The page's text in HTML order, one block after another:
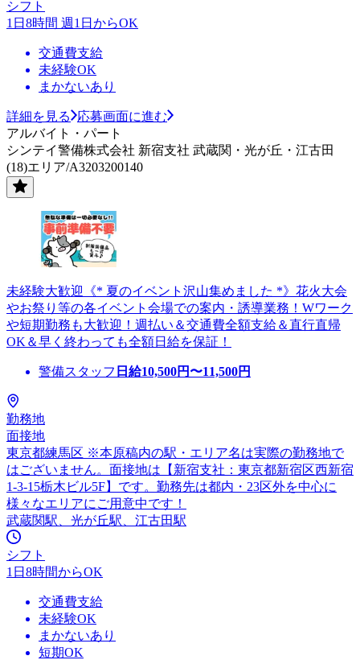
シフト
1日8時間 週1日からOK
交通費支給
未経験OK
まかないあり
詳細を見る
応募画面に進む
アルバイト・パート
シンテイ警備株式会社 新宿支社 武蔵関・光が丘・江古田
(18)エリア/A3203200140
未経験大歓迎《* 夏のイベント沢山集めました *》花火大会
やお祭り等の各イベント会場での案内・誘導業務！Wワーク
や短期勤務も大歓迎！週払い＆交通費全額支給＆直行直帰
OK＆早く終わっても全額日給を保証！
警備スタッフ 日給10,500円〜11,500円
勤務地
面接地
東京都練馬区 ※本原稿内の駅・エリア名は実際の勤務地で
はございません。面接地は【新宿支社：東京都新宿区西新宿
1-3-15栃木ビル5F】です。勤務先は都内・23区外を中心に
様々なエリアにご用意中です！
武蔵関駅、光が丘駅、江古田駅
シフト
1日8時間からOK
交通費支給
未経験OK
まかないあり
短期OK